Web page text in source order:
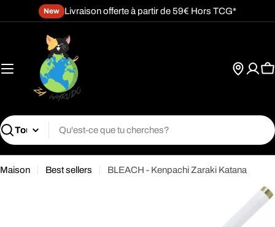
au
New Livraison offerte à partir de 59€ Hors TCG*
Recherche
Maison Best sellers BLEACH - Kenpachi Zaraki Katana